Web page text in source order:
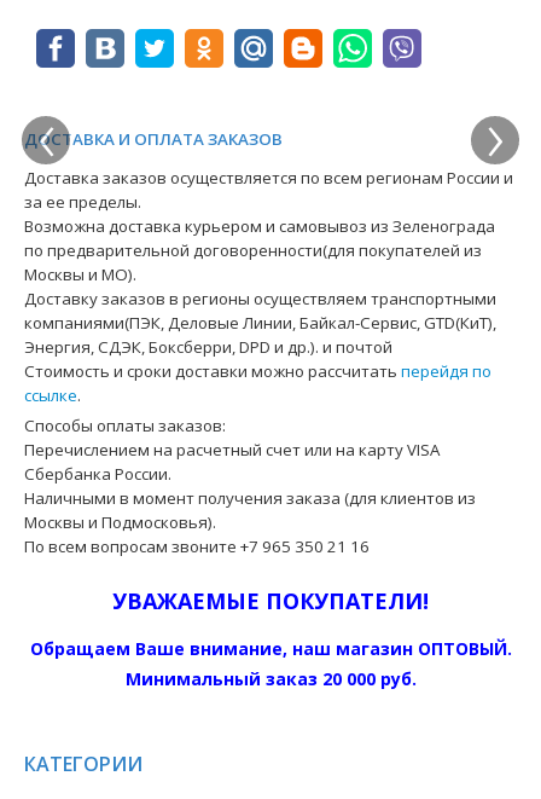
‹ ›
ДОСТАВКА И ОПЛАТА ЗАКАЗОВ
Доставка заказов осуществляется по всем регионам России и
за ее пределы.
Возможна доставка курьером и самовывоз из Зеленограда
по предварительной договоренности(для покупателей из
Москвы и МО).
Доставку заказов в регионы осуществляем транспортными
компаниями(ПЭК, Деловые Линии, Байкал-Сервис, GTD(КиТ),
Энергия, СДЭК, Боксберри, DPD и др.). и почтой
Стоимость и сроки доставки можно рассчитать перейдя по
ссылке.
Способы оплаты заказов:
Перечислением на расчетный счет или на карту VISA
Сбербанка России.
Наличными в момент получения заказа (для клиентов из
Москвы и Подмосковья).
По всем вопросам звоните +7 965 350 21 16
УВАЖАЕМЫЕ ПОКУПАТЕЛИ!
Обращаем Ваше внимание, наш магазин ОПТОВЫЙ.
Минимальный заказ 20 000 руб.
КАТЕГОРИИ